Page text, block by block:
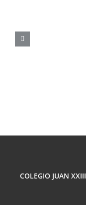
COLEGIO JUAN XXIII